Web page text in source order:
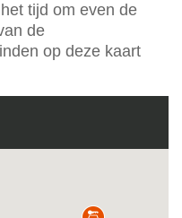
tijd om even de
de
op deze kaart